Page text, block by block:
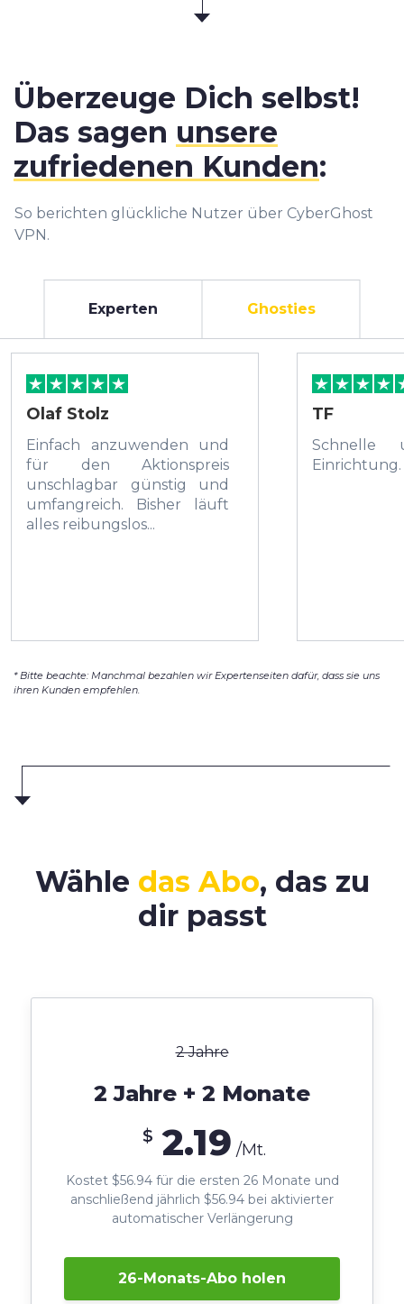
Überzeuge Dich selbst!
Das sagen unsere
zufriedenen Kunden:
So berichten glückliche Nutzer über CyberGhost
VPN.
Experten Ghosties
Olaf Stolz
Einfach anzuwenden und
für den Aktionspreis
unschlagbar günstig und
umfangreich. Bisher läuft
alles reibungslos...
TF
Schnelle
Einrichtung.
* Bitte beachte: Manchmal bezahlen wir Expertenseiten dafür, dass sie uns
ihren Kunden empfehlen.
Wähle das Abo, das zu
dir passt
2 Jahre
2 Jahre + 2 Monate
$ 2.19 /Mt.
Kostet $56.94 für die ersten 26 Monate und
anschließend jährlich $56.94 bei aktivierter
automatischer Verlängerung
26-Monats-Abo holen